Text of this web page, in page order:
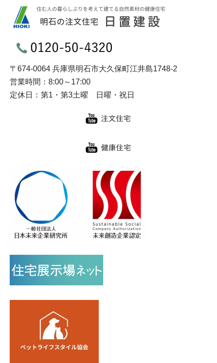
〒674-0064 兵庫県明石市大久保町江井島1748-2
営業時間：8:00～17:00
定休日：第1・第3土曜 日曜・祝日